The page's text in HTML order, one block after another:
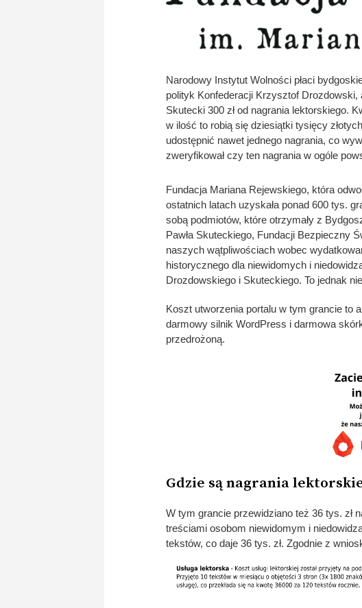
Narodowy Instytut Wolności płaci
polityk Konfederacji Krzysztof Drozdowski,
Skutecki 300 zł od nagrania lektorskiego.
w ilość to robią się dziesiątki tysięcy
udostępnić nawet jednego nagrania, co
zweryfikował czy ten nagrania w ogóle
Fundacja Mariana Rejewskiego, która
ostatnich latach uzyskała ponad 600 tys.
sobą podmiotów, które otrzymały z
Pawła Skuteckiego, Fundacji Bezpieczny
naszych wątpliwościach wobec
historycznego dla niewidomych i
Drozdowskiego i Skuteckiego. To jednak
Koszt utworzenia portalu w tym grancie to
darmowy silnik WordPress i darmowa
przedrożoną.
Gdzie są nagrania
W tym grancie przewidziano też 36 tys. zł
treściami osobom niewidomym i
tekstów, co daje 36 tys. zł. Zgodnie z